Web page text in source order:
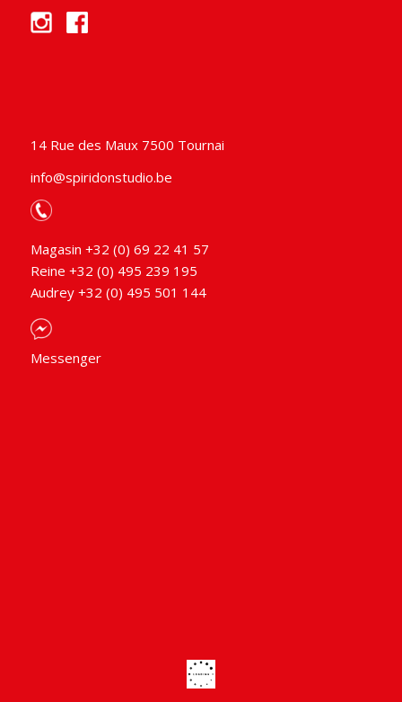
14 Rue des Maux 7500 Tournai
info@spiridonstudio.be
Magasin +32 (0) 69 22 41 57
Reine +32 (0) 495 239 195
Audrey +32 (0) 495 501 144
Messenger